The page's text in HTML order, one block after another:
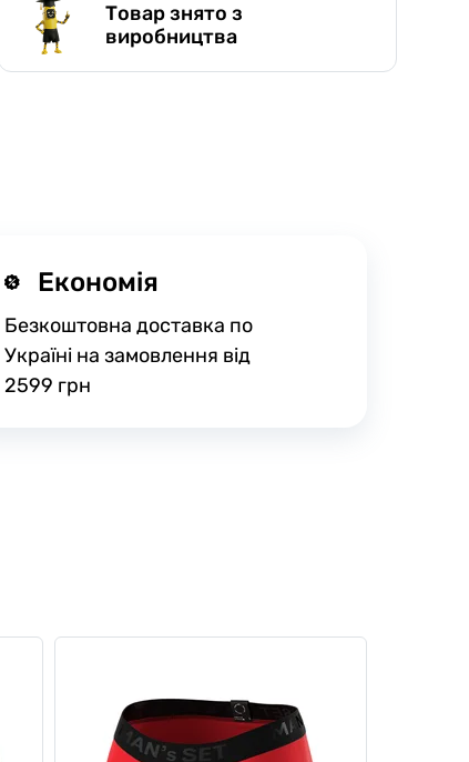
Товар знято з
виробництва
Економія
Безкоштовна доставка по
Україні на замовлення від
2599 грн